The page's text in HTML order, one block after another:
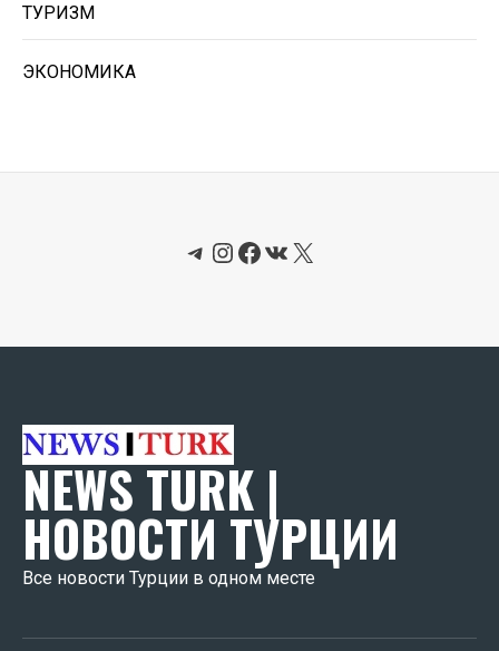
ТУРИЗМ
ЭКОНОМИКА
Telegram
Instagram
Facebook
ВКонтакте
X
NEWS TURK |
НОВОСТИ ТУРЦИИ
Все новости Турции в одном месте